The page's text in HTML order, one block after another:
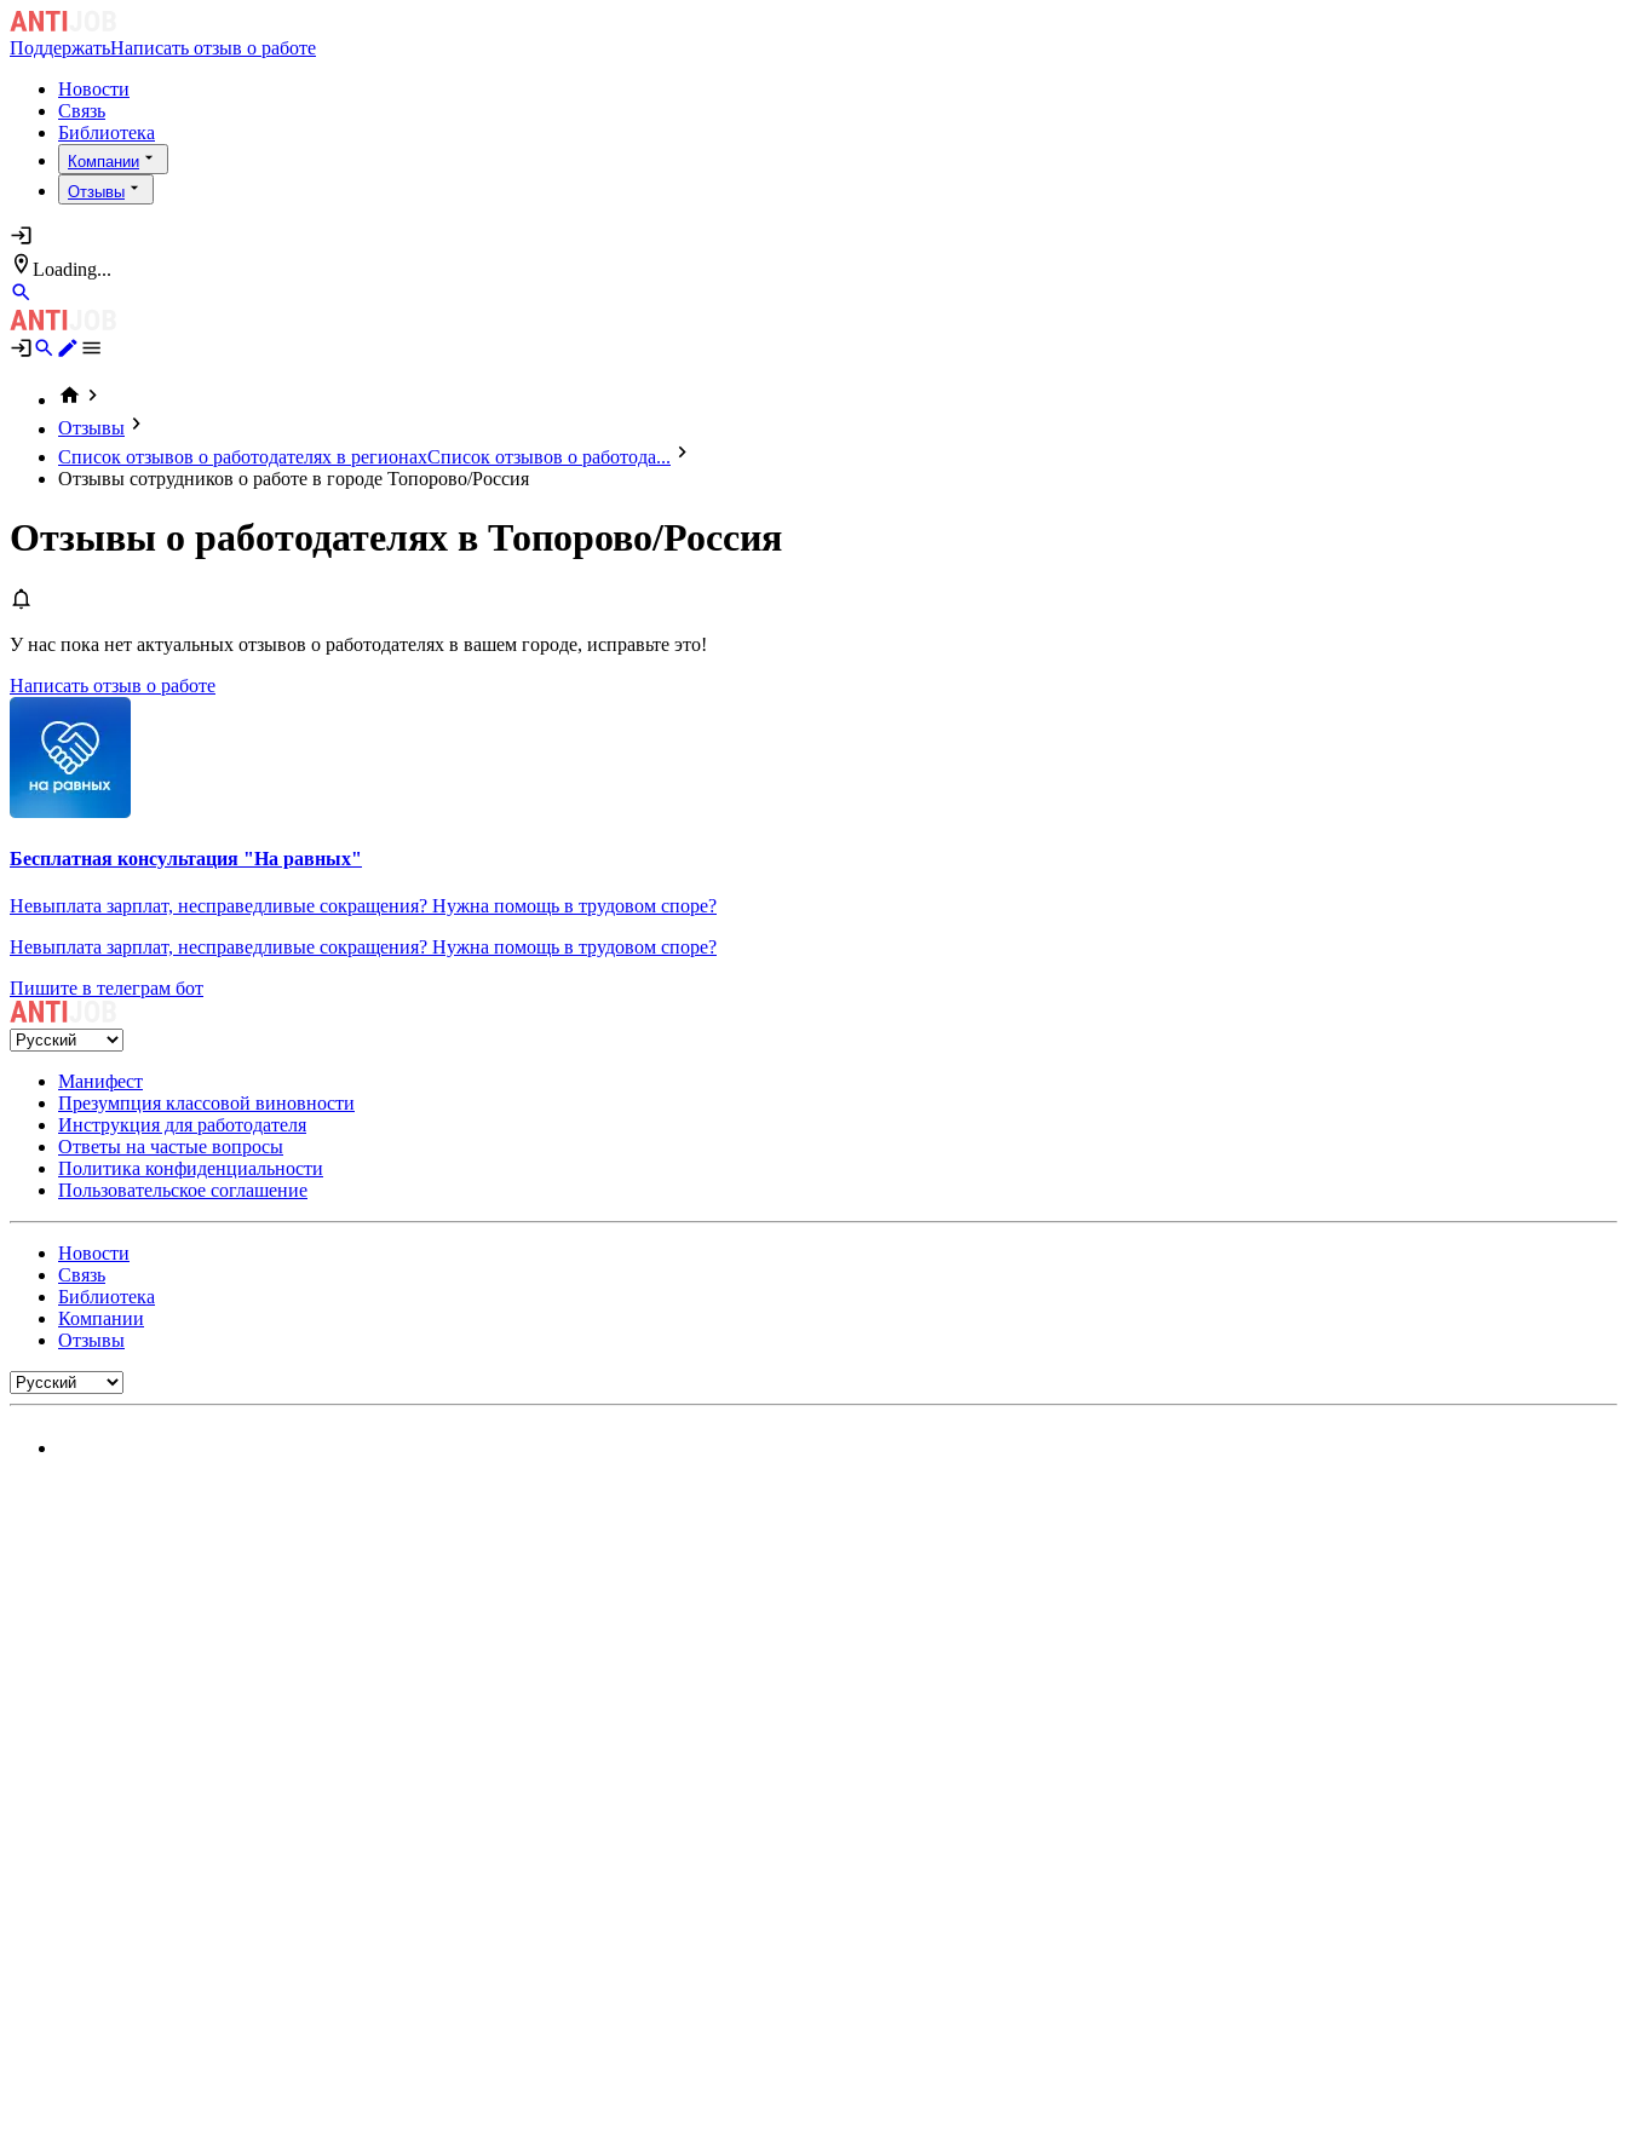
ПоддержатьНаписать отзыв о работе
Новости
Связь
Библиотека
Компании
Отзывы
Loading...
Отзывы
Список отзывов о работодателях в регионахСписок отзывов о работода...
Отзывы сотрудников о работе в городе Топорово/Россия
Отзывы о работодателях в Топорово/Россия
У нас пока нет актуальных отзывов о работодателях в вашем городе, исправьте это!
Написать отзыв о работе
Бесплатная консультация "На равных"
Невыплата зарплат, несправедливые сокращения? Нужна помощь в трудовом споре?
Невыплата зарплат, несправедливые сокращения? Нужна помощь в трудовом споре?
Пишите в телеграм бот
Манифест
Презумпция классовой виновности
Инструкция для работодателя
Ответы на частые вопросы
Политика конфиденциальности
Пользовательское соглашение
Новости
Связь
Библиотека
Компании
Отзывы